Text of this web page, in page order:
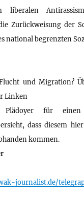
Zurückweisung der
national begrenzten
und Migration?
Linken
Plädoyer für einen
dass diesem
kommen.
journalist.de/